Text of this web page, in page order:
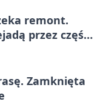
remont.
przez część
Zamknięta